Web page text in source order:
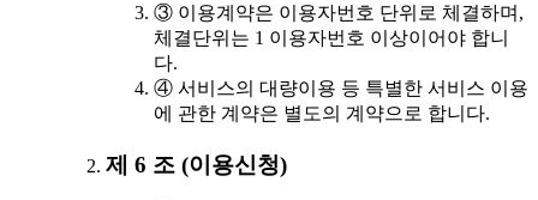
③ 이용계약은 이용자번호 단위로 체결하며,
체결단위는 1 이용자번호 이상이어야 합니
다.
④ 서비스의 대량이용 등 특별한 서비스 이용
에 관한 계약은 별도의 계약으로 합니다.
제 6 조 (이용신청)